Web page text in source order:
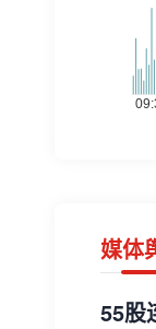
媒体
55股